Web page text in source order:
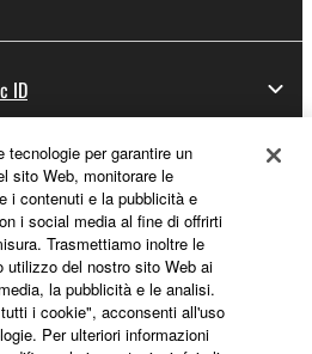
ID
per garantire un
sito Web, monitorare le
i contenuti e la pubblicità e
i social media al fine di offrirti
Trasmettiamo inoltre le
utilizzo del nostro sito Web ai
la pubblicità e le analisi.
i cookie", acconsenti all'uso
Per ulteriori informazioni